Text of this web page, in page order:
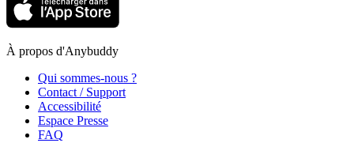
À propos d'Anybuddy
Qui sommes-nous ?
Contact / Support
Accessibilité
Espace Presse
FAQ